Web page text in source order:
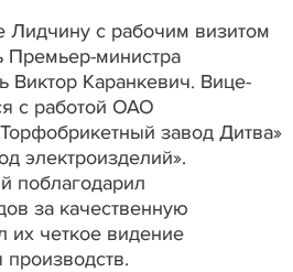
с рабочим визитом
Премьер-министра
Виктор Каранкевич. Вице-
с работой ОАО
завод Дитва»
электроизделий».
поблагодарил
за качественную
их четкое видение
производств.